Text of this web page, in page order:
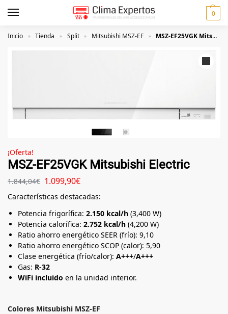
0
Inicio » Tienda » Split » Mitsubishi MSZ-EF » MSZ-EF25VGK Mitsubishi Electric
¡Oferta!
MSZ-EF25VGK Mitsubishi Electric
1.844,04€ 1.099,90€
Características destacadas:
Potencia frigorífica: 2.150 kcal/h (3,400 W)
Potencia calorífica: 2.752 kcal/h (4,200 W)
Ratio ahorro energético SEER (frío): 9,10
Ratio ahorro energético SCOP (calor): 5,90
Clase energética (frío/calor): A+++/A+++
Gas: R-32
WiFi incluido en la unidad interior.
Colores Mitsubishi MSZ-EF